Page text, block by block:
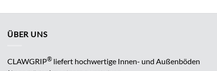
ÜBER UNS
CLAWGRIP® liefert hochwertige Innen- und Außenböden